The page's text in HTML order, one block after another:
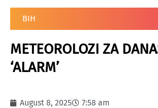
BIH
METEOROLOZI ZA
‘ALARM’
August 8, 2025 7:58 am